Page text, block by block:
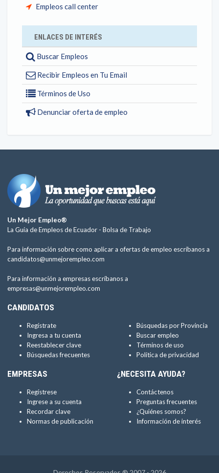
Empleos call center
ENLACES DE INTERÉS
Buscar Empleos
Recibir Empleos en Tu Email
Términos de Uso
Denunciar oferta de empleo
Un Mejor Empleo®
La Guía de Empleos de Ecuador - Bolsa de Trabajo
Para información sobre como aplicar a ofertas de empleo escríbanos a
candidatos@unmejorempleo.com
Para información a empresas escríbanos a
empresas@unmejorempleo.com
CANDIDATOS
Regístrate
Ingresa a tu cuenta
Reestablecer clave
Búsquedas frecuentes
Búsquedas por Provincia
Buscar empleo
Términos de uso
Política de privacidad
EMPRESAS
Regístrese
Ingrese a su cuenta
Recordar clave
Normas de publicación
¿NECESITA AYUDA?
Contáctenos
Preguntas frecuentes
¿Quiénes somos?
Información de interés